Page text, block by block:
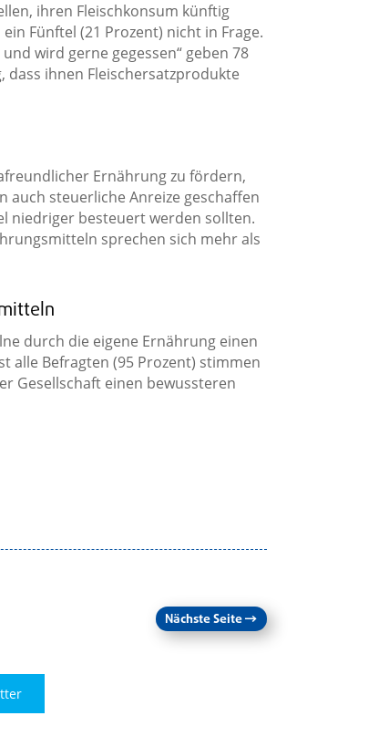
ihren Fleischkonsum künftig
Fünftel (21 Prozent) nicht in Frage.
wird gerne gegessen“ geben 78
dass ihnen Fleischersatzprodukte
Ernährung zu fördern,
auch steuerliche Anreize geschaffen
niedriger besteuert werden sollten.
sprechen sich mehr als
durch die eigene Ernährung einen
alle Befragten (95 Prozent) stimmen
Gesellschaft einen bewussteren
Nächste Seite→